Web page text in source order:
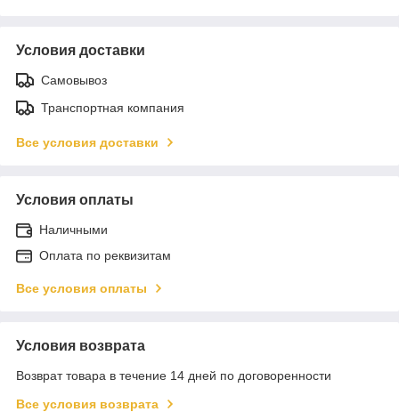
Условия доставки
Самовывоз
Транспортная компания
Все условия доставки
Условия оплаты
Наличными
Оплата по реквизитам
Все условия оплаты
Условия возврата
Возврат товара в течение 14 дней по договоренности
Все условия возврата